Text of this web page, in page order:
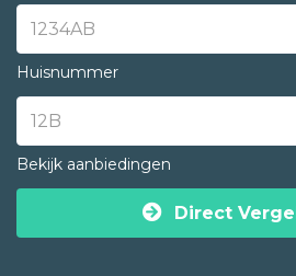
Huisnummer
Bekijk aanbiedingen
Direct